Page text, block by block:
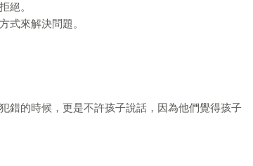
絕。
式來解決問題。
錯的時候，更是不許孩子說話，因為他們覺得孩子